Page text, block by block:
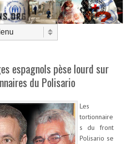
espagnols pèse lourd sur
du Polisario
Les
tortionnaire
s du front
Polisario se